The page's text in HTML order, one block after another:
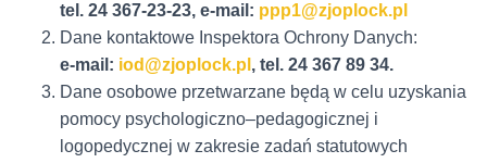
tel. 24 367-23-23, e-mail: ppp1@zjoplock.pl
Dane kontaktowe Inspektora Ochrony Danych:
e-mail: iod@zjoplock.pl , tel. 24 367 89 34.
Dane osobowe przetwarzane będą w celu uzyskania
pomocy psychologiczno–pedagogicznej i
logopedycznej w zakresie zadań statutowych